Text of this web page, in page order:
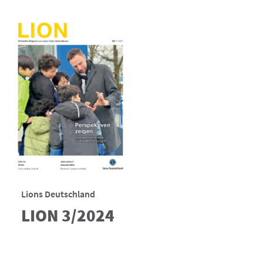
Lions Deutschland
LION 3/2024